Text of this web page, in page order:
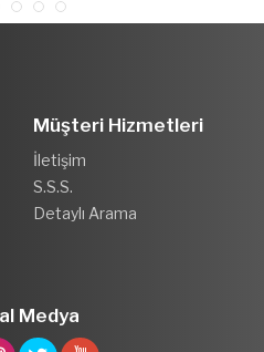
Müşteri Hizmetleri
İletişim
S.S.S.
Detaylı Arama
Medya